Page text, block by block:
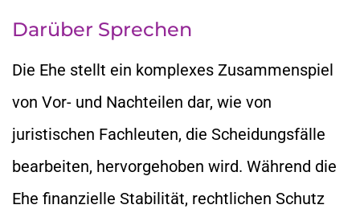
Darüber Sprechen
Die Ehe stellt ein komplexes Zusammenspiel
von Vor- und Nachteilen dar, wie von
juristischen Fachleuten, die Scheidungsfälle
bearbeiten, hervorgehoben wird. Während die
Ehe finanzielle Stabilität, rechtlichen Schutz